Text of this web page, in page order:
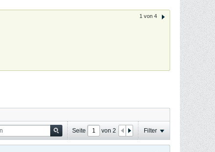
1 von 4
Seite von 2 Filter